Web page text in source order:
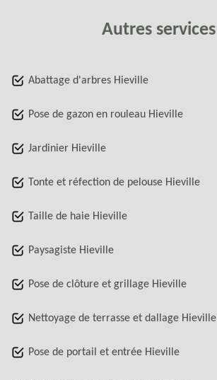
Autres services
Abattage d'arbres Hieville
Pose de gazon en rouleau Hieville
Jardinier Hieville
Tonte et réfection de pelouse Hieville
Taille de haie Hieville
Paysagiste Hieville
Pose de clôture et grillage Hieville
Nettoyage de terrasse et dallage Hieville
Pose de portail et entrée Hieville